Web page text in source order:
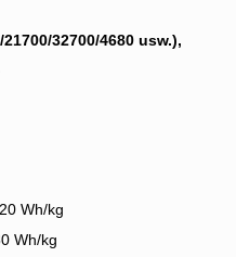
32700/4680 usw.),
Wh/kg
Wh/kg